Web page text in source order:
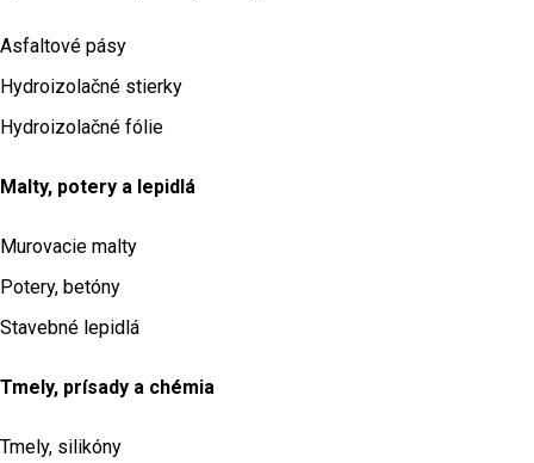
Asfaltové pásy
Hydroizolačné stierky
Hydroizolačné fólie
Malty, potery a lepidlá
Murovacie malty
Potery, betóny
Stavebné lepidlá
Tmely, prísady a chémia
Tmely, silikóny